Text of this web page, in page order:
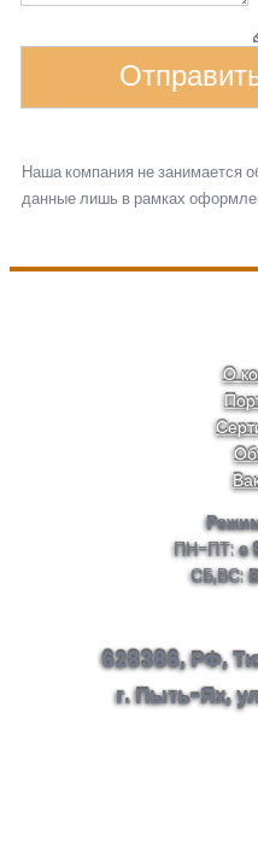
Наша компания не занимается
данные лишь в рамках
О
ПН-ПТ:с
СБ,ВС:
628386, РФ,
г. Пыть-Ях,